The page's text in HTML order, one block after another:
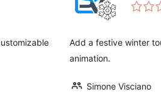
Add a festive winter
animation.
Simone Visciano